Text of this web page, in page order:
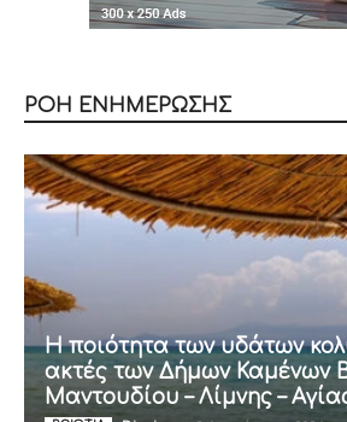
ΡΟΗ ΕΝΗΜΕΡΩΣΗΣ
Η ποιότητα των υδάτων
ακτές των Δήμων Καμένων
Μαντουδίου – Λίμνης –